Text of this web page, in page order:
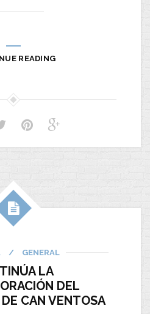
READING
/ GENERAL
LA
DEL
CAN VENTOSA